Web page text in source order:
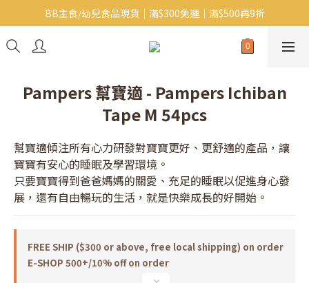
Baby J 意大利有機無麩質動物通粉 清貨平賣中!!
BB主食/幼兒食品現貨｜滿$300免運｜滿$500再9折
Baby J 有機蝴蝶麵熱賣中!
Pampers 幫寶適 - Pampers Ichiban
Tape M 54pcs
幫寶適傾注所有心力研發對寶寶更好、更舒適的產品，讓
寶寶有安心的睡眠及學習環境。
只要寶寶得到爸爸媽媽的關愛、充足的睡眠以促進身心發
展，還有自由暢玩的生活，就是快樂成長的好開始。
FREE SHIP ($300 or above, free local shipping) on order
E-SHOP 500+/10% off on order